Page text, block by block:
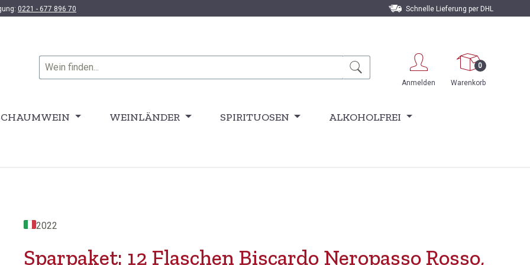
0221 - 677 896 70 Schnelle Lieferung per DHL
Anmelden
0
Warenkorb
WEINLÄNDER SPIRITUOSEN ALKOHOLFREI
2022
Sparpaket: 12 Flaschen Biscardo Neropasso Rosso,